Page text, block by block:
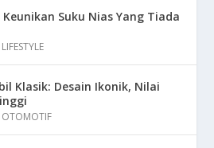
Suku Nias Yang Tiada
LIFESTYLE
Klasik: Desain Ikonik, Nilai
OTOMOTIF